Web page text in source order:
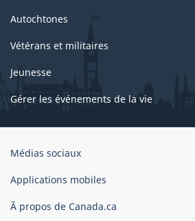
Autochtones
Vétérans et militaires
Jeunesse
Gérer les événements de la vie
Organisation
gouvernement
Canada
Médias sociaux
Applications mobiles
Ã propos de Canada.ca